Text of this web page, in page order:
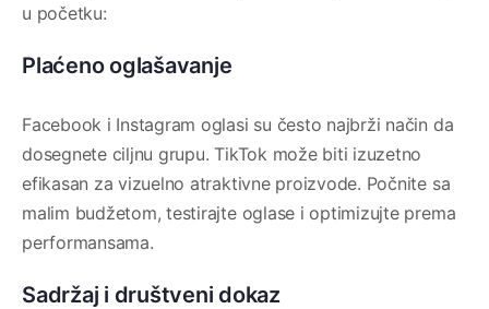
u početku:
Plaćeno oglašavanje
Facebook i Instagram oglasi su često najbrži način da
dosegnete ciljnu grupu. TikTok može biti izuzetno
efikasan za vizuelno atraktivne proizvode. Počnite sa
malim budžetom, testirajte oglase i optimizujte prema
performansama.
Sadržaj i društveni dokaz